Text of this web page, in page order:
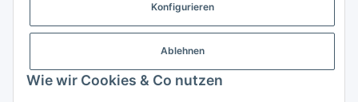
Konfigurieren
Ablehnen
Wie wir Cookies & Co nutzen
Support - Hilfe
Modellbau Großhandel